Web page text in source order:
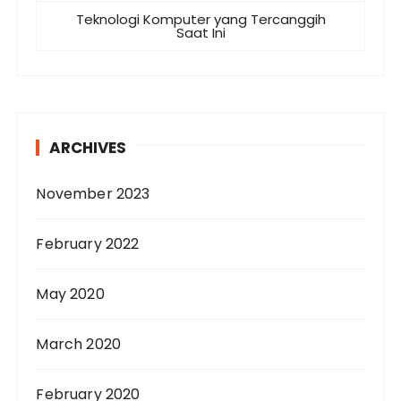
Teknologi Komputer yang Tercanggih
Saat Ini
ARCHIVES
November 2023
February 2022
May 2020
March 2020
February 2020